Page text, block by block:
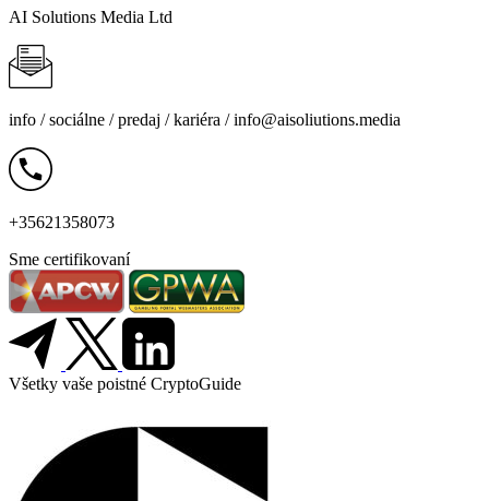
AI Solutions Media Ltd
info /sociálne /predaj /kariéra /info@aisoliutions.media
+35621358073
Sme certifikovaní
Všetky vaše poistné CryptoGuide